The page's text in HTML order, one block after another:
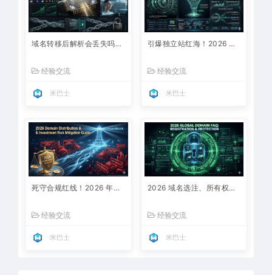
域名转移后解析会丢失吗？2026 独家起底：死守这三条红线，网站业务实现 0 宕机迁移
经验交流
米巴士
引爆独立站红海！2026 利用 AI 进行域名批量筛选与智能批量报价（Outbound）全流程硬核指南
经验交流
米巴士
死守合规红线！2026 年域名分销与投资风控避坑指南
经验交流
米巴士
2026 域名选注、所有权保护与避坑实用 FAQ（全网首发硬核指南）
经验交流
米巴士